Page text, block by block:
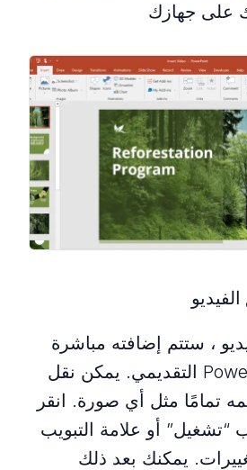
على جهازك
، ستتم إضافته مباشرة
إلى عرض PowerPoint التقديمي. يمكن نقل
تمامًا مثل أي صورة. انقر
“تشغيل” أو علامة التبويب
يمكنك بعد ذلك